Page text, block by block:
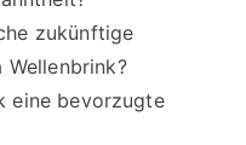
zukünftige
Wellenbrink?
eine bevorzugte